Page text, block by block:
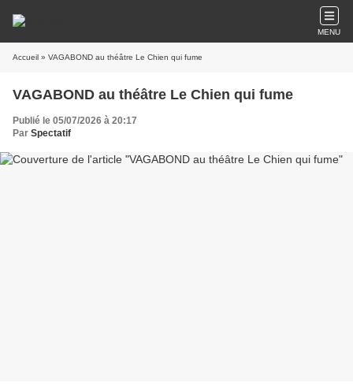
MENU
Accueil » VAGABOND au théâtre Le Chien qui fume
VAGABOND au théâtre Le Chien qui fume
Publié le 05/07/2026 à 20:17
Par Spectatif